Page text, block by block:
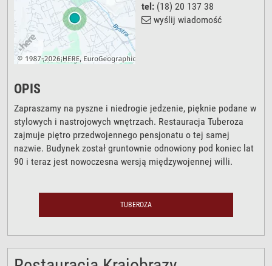
tel: (18) 20 137 38
wyślij wiadomość
OPIS
Zapraszamy na pyszne i niedrogie jedzenie, pięknie podane w
stylowych i nastrojowych wnętrzach. Restauracja Tuberoza
zajmuje piętro przedwojennego pensjonatu o tej samej
nazwie. Budynek został gruntownie odnowiony pod koniec lat
90 i teraz jest nowoczesna wersją międzywojennej willi.
TUBEROZA